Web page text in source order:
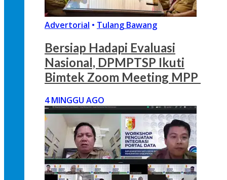
Advertorial • Tulang Bawang
Bersiap Hadapi Evaluasi
Nasional, DPMPTSP Ikuti
Bimtek Zoom Meeting MPP
4 MINGGU AGO